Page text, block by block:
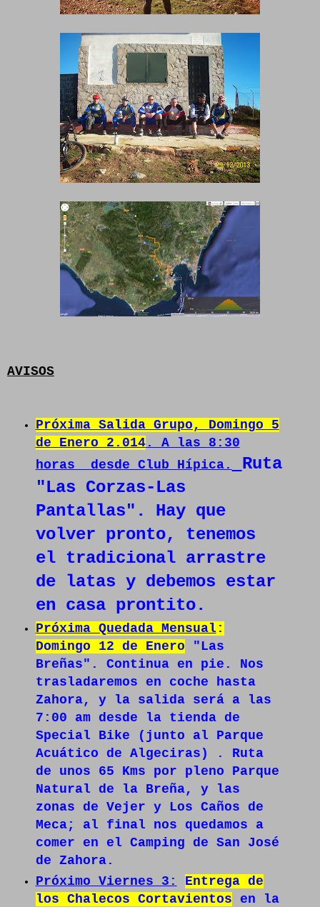
AVISOS
Próxima Salida Grupo, Domingo 5
de Enero 2.014. A las 8:30
horas desde Club Hípica.
Ruta
"Las Corzas-Las
Pantallas". Hay que
volver pronto, tenemos
el tradicional arrastre
de latas y debemos estar
en casa prontito.
Próxima Quedada Mensual :
Domingo 12 de Enero "Las
Breñas". Continua en pie. Nos
trasladaremos en coche hasta
Zahora, y la salida será a las
7:00 am desde la tienda de
Special Bike (junto al Parque
Acuático de Algeciras) . Ruta
de unos 65 Kms por pleno Parque
Natural de la Breña, y las
zonas de Vejer y Los Caños de
Meca; al final nos quedamos a
comer en el Camping de San José
de Zahora.
Próximo Viernes 3:
Entrega de
los Chalecos Cortavientos en la